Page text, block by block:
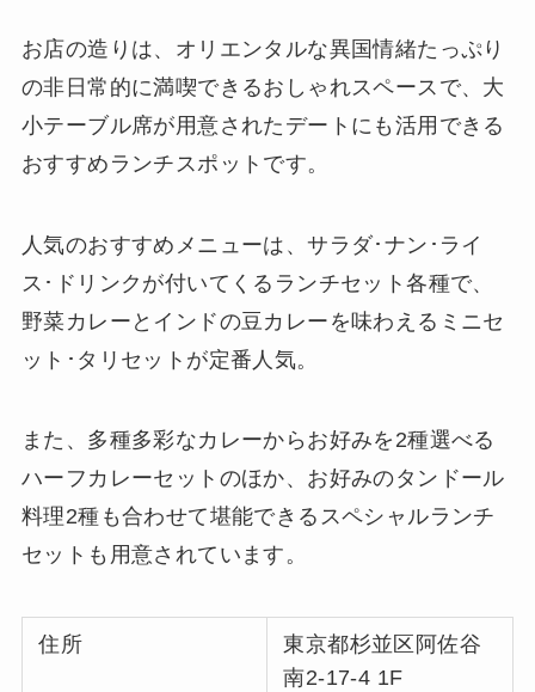
お店の造りは、オリエンタルな異国情緒たっぷり
の非日常的に満喫できるおしゃれスペースで、大
小テーブル席が用意されたデートにも活用できる
おすすめランチスポットです。
人気のおすすめメニューは、サラダ･ナン･ライ
ス･ドリンクが付いてくるランチセット各種で、
野菜カレーとインドの豆カレーを味わえるミニセ
ット･タリセットが定番人気。
また、多種多彩なカレーからお好みを2種選べる
ハーフカレーセットのほか、お好みのタンドール
料理2種も合わせて堪能できるスペシャルランチ
セットも用意されています。
住所
東京都杉並区阿佐谷
南2-17-4 1F